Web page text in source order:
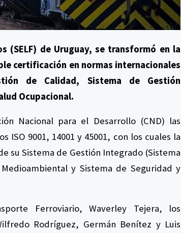
(SELF) de Uruguay, se transformó en la
certificación en normas internacionales
de Calidad, Sistema de Gestión
Ocupacional.
Nacional para el Desarrollo (CND) las
9001, 14001 y 45001, con los cuales la
su Sistema de Gestión Integrado (Sistema
y Sistema de Seguridad y
Ferroviario, Waverley Tejera, los
Rodríguez, Germán Benítez y Luis